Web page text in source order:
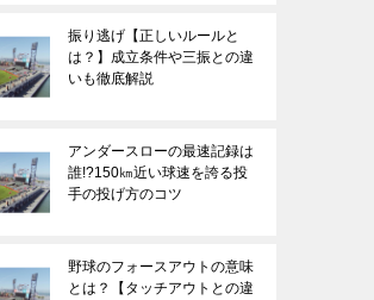
振り逃げ【正しいルールと
は？】成立条件や三振との違
いも徹底解説
アンダースローの最速記録は
誰!?150㎞近い球速を誇る投
手の投げ方のコツ
野球のフォースアウトの意味
とは？【タッチアウトとの違